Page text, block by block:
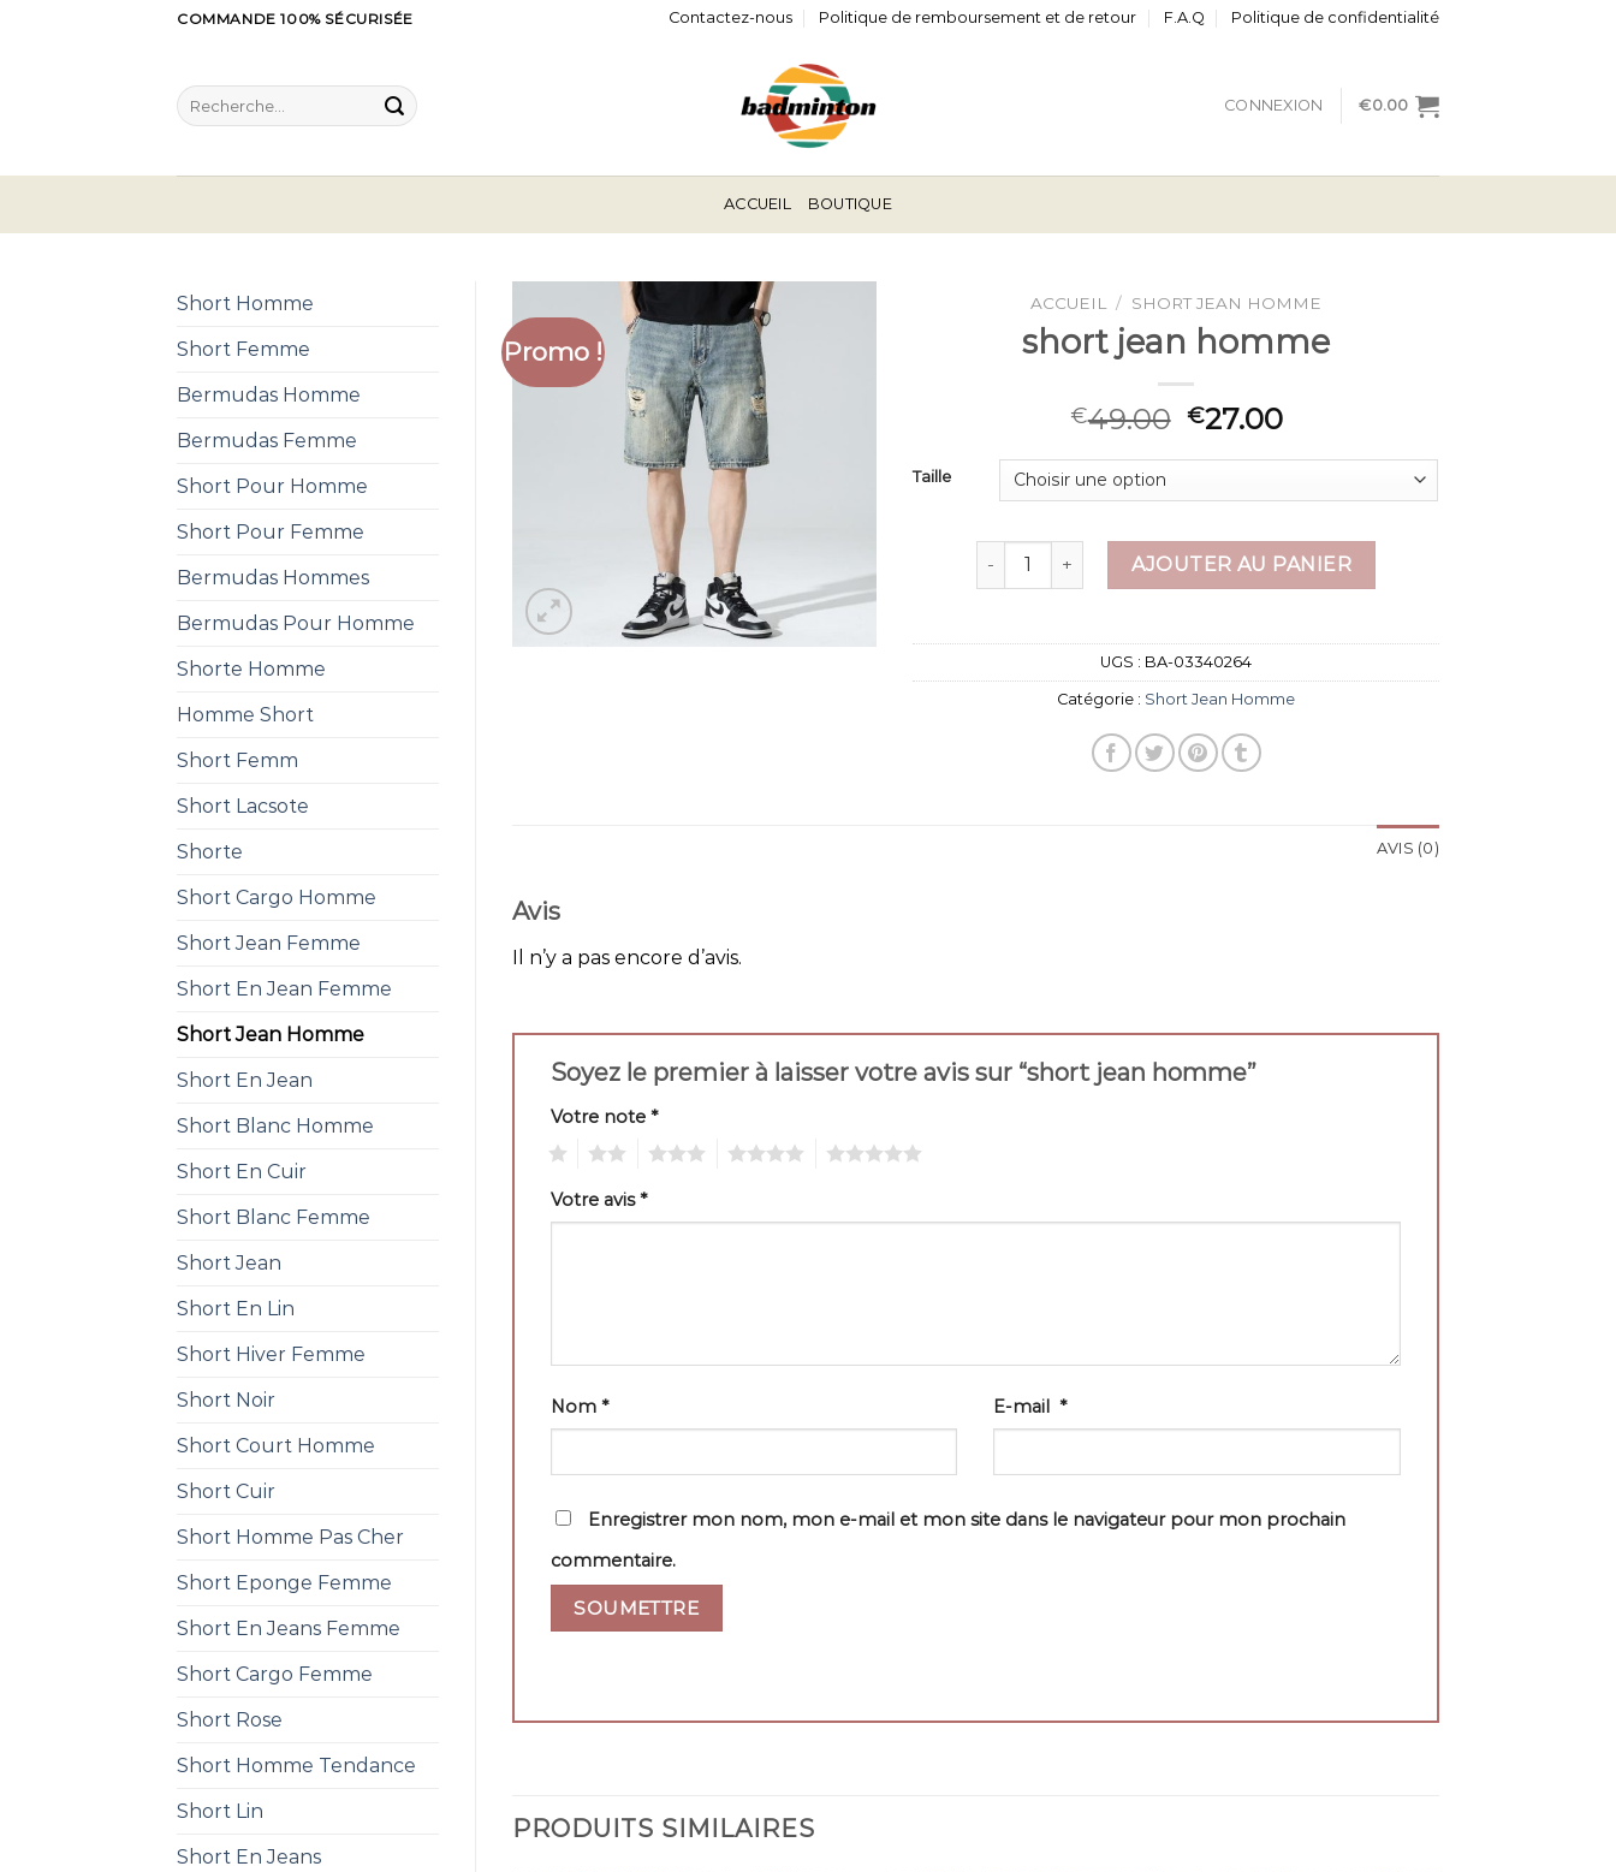
COMMANDE 100% SÉCURISÉE Contactez-nous Politique de remboursement et de retour F.A.Q Politique de confidentialité
Recherche
pour :
CONNEXION €0.00
ACCUEIL BOUTIQUE
Short Homme
Short Femme
Bermudas Homme
Bermudas Femme
Short Pour Homme
Short Pour Femme
Bermudas Hommes
Bermudas Pour Homme
Shorte Homme
Homme Short
Short Femm
Short Lacsote
Shorte
Short Cargo Homme
Short Jean Femme
Short En Jean Femme
Short Jean Homme
Short En Jean
Short Blanc Homme
Short En Cuir
Short Blanc Femme
Short Jean
Short En Lin
Short Hiver Femme
Short Noir
Short Court Homme
Short Cuir
Short Homme Pas Cher
Short Eponge Femme
Short En Jeans Femme
Short Cargo Femme
Short Rose
Short Homme Tendance
Short Lin
Short En Jeans
Promo !
ACCUEIL / SHORT JEAN HOMME
short jean homme
€49.00 €27.00
Taille
quantité de short jean homme
AJOUTER AU PANIER
UGS : BA-03340264
Catégorie : Short Jean Homme
AVIS (0)
Avis
Il n’y a pas encore d’avis.
Soyez le premier à laisser votre avis sur “short jean homme”
Votre note *
Votre avis*
Nom * E-mail*
Enregistrer mon nom, mon e-mail et mon site dans le navigateur pour mon prochain
commentaire.
PRODUITS SIMILAIRES